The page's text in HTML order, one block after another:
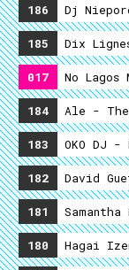
D'être
Thatcher’s
Beurre De
Au Fond De La
186 Dj
185 Dix
017 No Lagos
184 Ale - The
183 OKO DJ
182 David
181
180 Hagai